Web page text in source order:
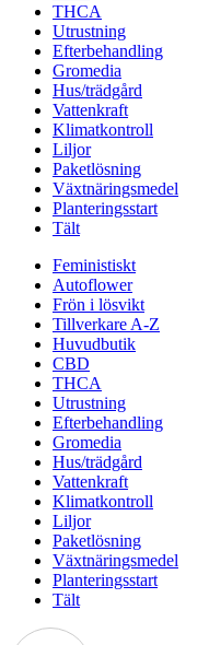
THCA
Utrustning
Efterbehandling
Gromedia
Hus/trädgård
Vattenkraft
Klimatkontroll
Liljor
Paketlösning
Växtnäringsmedel
Planteringsstart
Tält
Feministiskt
Autoflower
Frön i lösvikt
Tillverkare A-Z
Huvudbutik
CBD
THCA
Utrustning
Efterbehandling
Gromedia
Hus/trädgård
Vattenkraft
Klimatkontroll
Liljor
Paketlösning
Växtnäringsmedel
Planteringsstart
Tält